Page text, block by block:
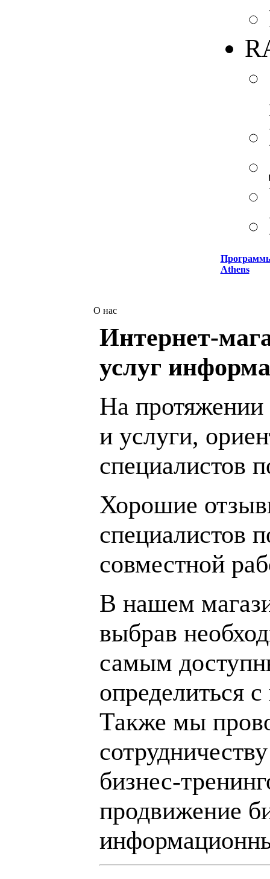
Athens
О нас
Интернет-
услуг
На протяжении
и услуги,
специалистов
Хорошие
специалистов
совместной
В нашем
выбрав
самым
определиться
Также мы
бизнес-
продвижение